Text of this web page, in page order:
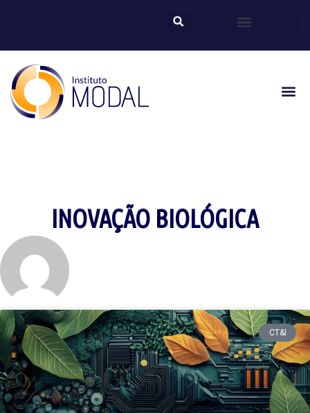
INOVAÇÃO BIOLÓGICA
CT&I